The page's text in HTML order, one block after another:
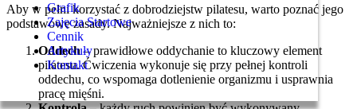
Grafik
Zajęcia Startowe
Cennik
Artykuły
Kontakt
Aby w pełni korzystać z dobrodziejstw pilatesu, warto poznać jego
podstawowe zasady. Najważniejsze z nich to:
Oddech– prawidłowe oddychanie to kluczowy element
pilatesu. Ćwiczenia wykonuje się przy pełnej kontroli
oddechu, co wspomaga dotlenienie organizmu i usprawnia
pracę mięśni.